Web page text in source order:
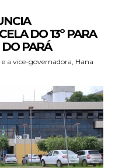
DO 13º PARA
PARÁ
a vice-governadora, Hana